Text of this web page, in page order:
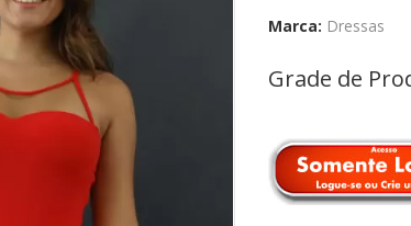
Marca: Dressas
Grade de